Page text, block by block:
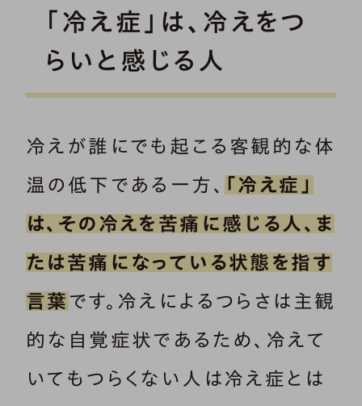
「冷え症」は、冷えをつ
らいと感じる人
冷えが誰にでも起こる客観的な体
温の低下である一方、 「冷え症」
は、その冷えを苦痛に感じる人、ま
たは苦痛になっている状態を指す
言葉 です。冷えによるつらさは主観
的な自覚症状であるため、冷えて
いてもつらくない人は冷え症とは